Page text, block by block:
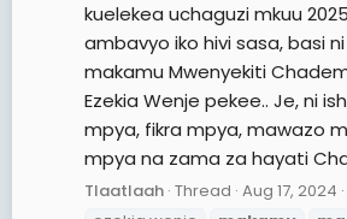
kuelekea uchaguzi mkuu
ambavyo iko hivi sasa, basi
makamu Mwenyekiti
Ezekia Wenje pekee.. Je, ni
mpya, fikra mpya, mawazo
mpya na zama za hayati
Tlaatlaah Thread Aug 17, 2024